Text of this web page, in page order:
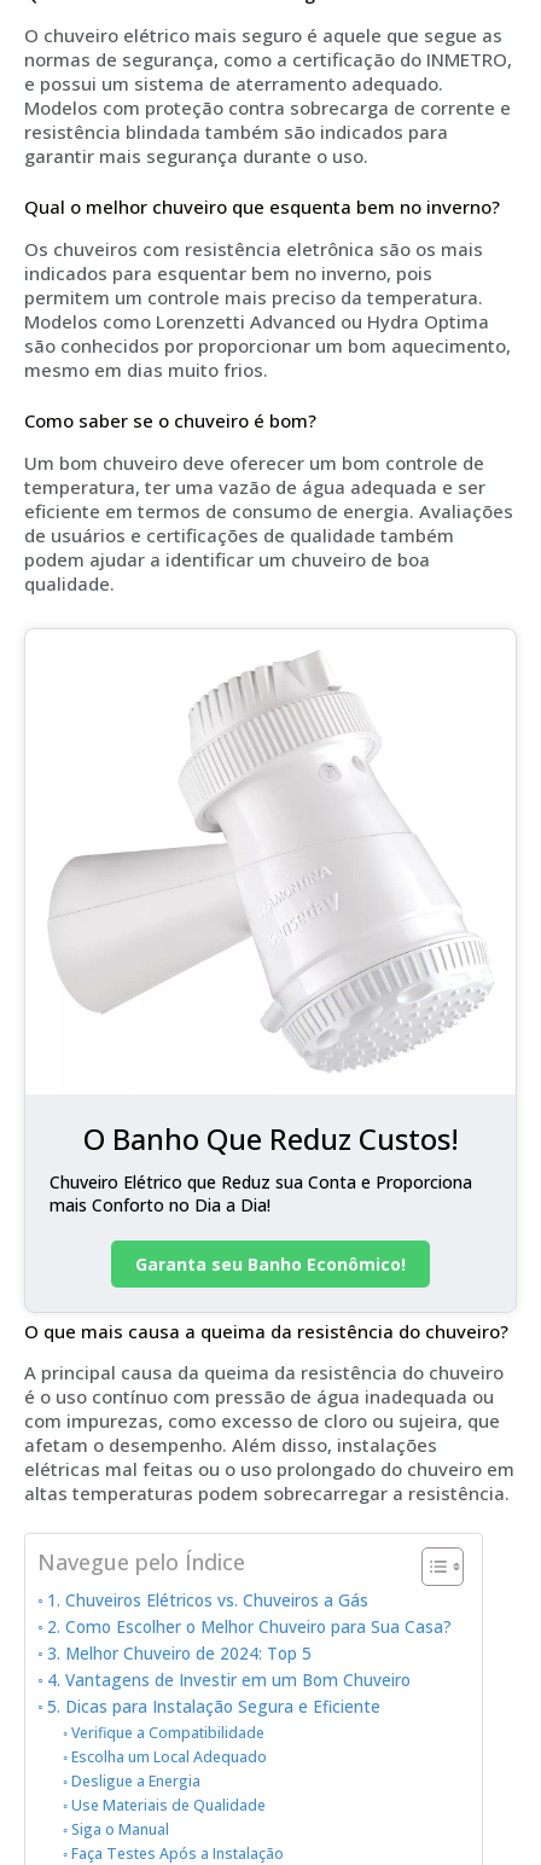
O chuveiro elétrico mais seguro é aquele que segue as
normas de segurança, como a certificação do INMETRO,
e possui um sistema de aterramento adequado.
Modelos com proteção contra sobrecarga de corrente e
resistência blindada também são indicados para
garantir mais segurança durante o uso.
Qual o melhor chuveiro que esquenta bem no inverno?
Os chuveiros com resistência eletrônica são os mais
indicados para esquentar bem no inverno, pois
permitem um controle mais preciso da temperatura.
Modelos como Lorenzetti Advanced ou Hydra Optima
são conhecidos por proporcionar um bom aquecimento,
mesmo em dias muito frios.
Como saber se o chuveiro é bom?
Um bom chuveiro deve oferecer um bom controle de
temperatura, ter uma vazão de água adequada e ser
eficiente em termos de consumo de energia. Avaliações
de usuários e certificações de qualidade também
podem ajudar a identificar um chuveiro de boa
qualidade.
O Banho Que Reduz Custos!
Chuveiro Elétrico que Reduz sua Conta e Proporciona
mais Conforto no Dia a Dia!
Garanta seu Banho Econômico!
O que mais causa a queima da resistência do chuveiro?
A principal causa da queima da resistência do chuveiro
é o uso contínuo com pressão de água inadequada ou
com impurezas, como excesso de cloro ou sujeira, que
afetam o desempenho. Além disso, instalações
elétricas mal feitas ou o uso prolongado do chuveiro em
altas temperaturas podem sobrecarregar a resistência.
Navegue pelo Índice
1. Chuveiros Elétricos vs. Chuveiros a Gás
2. Como Escolher o Melhor Chuveiro para Sua Casa?
3. Melhor Chuveiro de 2024: Top 5
4. Vantagens de Investir em um Bom Chuveiro
5. Dicas para Instalação Segura e Eficiente
Verifique a Compatibilidade
Escolha um Local Adequado
Desligue a Energia
Use Materiais de Qualidade
Siga o Manual
Faça Testes Após a Instalação